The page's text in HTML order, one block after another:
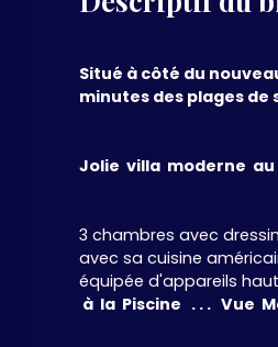
Situé à côté du
minutes des plages de
Jolie villa moderne
3 chambres avec
avec sa cuisine
équipée d'appareils
à la Piscine . . . Vue